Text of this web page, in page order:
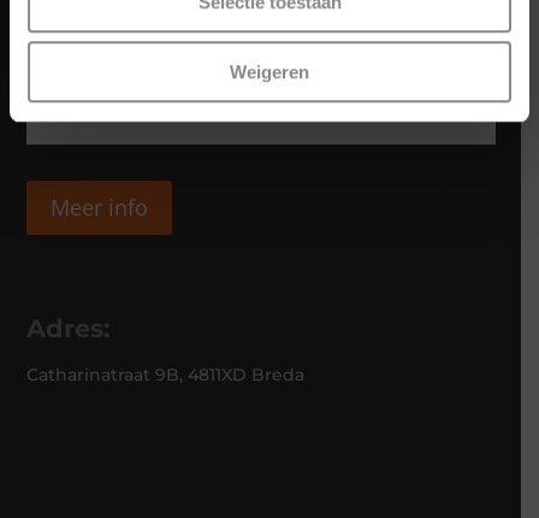
Weigeren
Meer info
Adres:
Catharinatraat 9B, 4811XD Breda